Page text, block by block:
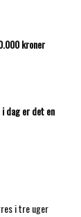
kroner
dag er det en
i tre uger